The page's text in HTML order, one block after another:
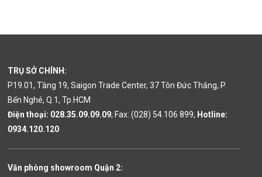
TRỤ SỞ CHÍNH:
P19.01, Tầng 19, Saigon Trade Center, 37 Tôn Đức Thắng, P.
Bến Nghé, Q.1, Tp.HCM
Điện thoại: 028.35.09.09.09; Fax: (028) 54.106 899, Hotline:
0934.120.120
Văn phòng showroom Quận 2: